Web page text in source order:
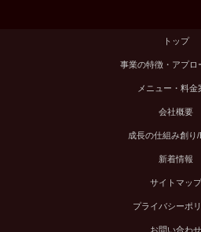
トップ
事業の特徴・アプロ
メニュー・料金
会社概要
成長の仕組み創り/
新着情報
サイトマップ
プライバシーポ
お問い合わせ